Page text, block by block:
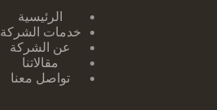
الرئيسية
خدمات الشركة
عن الشركة
مقالاتنا
تواصل معنا